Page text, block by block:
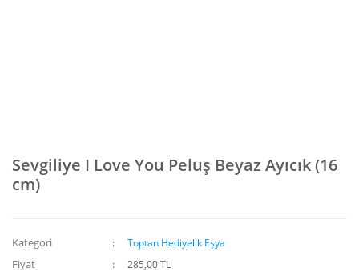
Sevgiliye I Love You Peluş Beyaz Ayıcık (16
cm)
Kategori Toptan Hediyelik Eşya
Fiyat 285,00 TL